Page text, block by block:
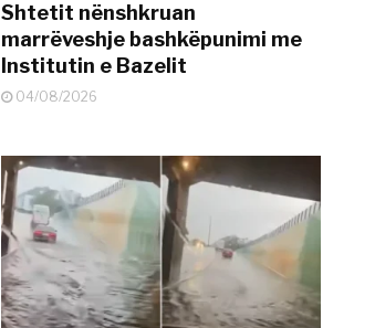
Shtetit nënshkruan
marrëveshje bashkëpunimi me
Institutin e Bazelit
04/08/2026